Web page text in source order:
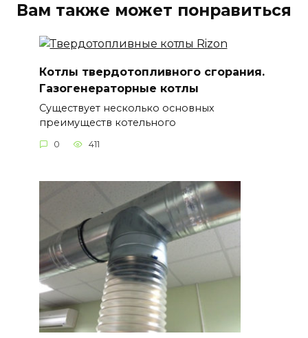
Вам также может понравиться
Котлы твердотопливного сгорания.
Газогенераторные котлы
Существует несколько основных
преимуществ котельного
0 411